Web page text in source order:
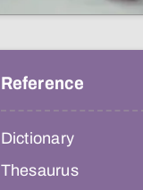
Reference
Dictionary
Thesaurus